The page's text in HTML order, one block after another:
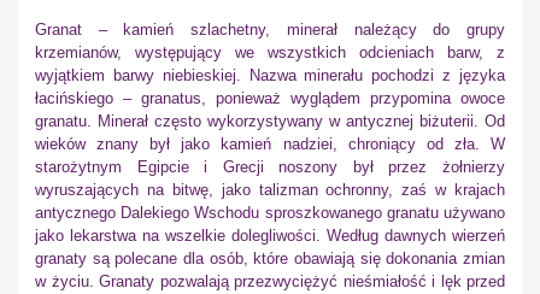
Granat – kamień szlachetny, minerał należący do grupy
krzemianów, występujący we wszystkich odcieniach barw, z
wyjątkiem barwy niebieskiej. Nazwa minerału pochodzi z języka
łacińskiego – granatus, ponieważ wyglądem przypomina owoce
granatu. Minerał często wykorzystywany w antycznej biżuterii. Od
wieków znany był jako kamień nadziei, chroniący od zła. W
starożytnym Egipcie i Grecji noszony był przez żołnierzy
wyruszających na bitwę, jako talizman ochronny, zaś w krajach
antycznego Dalekiego Wschodu sproszkowanego granatu używano
jako lekarstwa na wszelkie dolegliwości. Według dawnych wierzeń
granaty są polecane dla osób, które obawiają się dokonania zmian
w życiu. Granaty pozwalają przezwyciężyć nieśmiałość i lęk przed